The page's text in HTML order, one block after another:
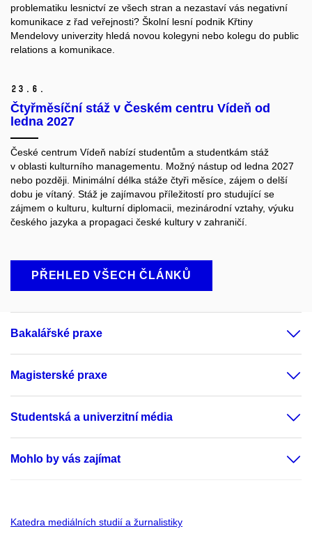
problematiku lesnictví ze všech stran a nezastaví vás negativní
komunikace z řad veřejnosti? Školní lesní podnik Křtiny
Mendelovy univerzity hledá novou kolegyni nebo kolegu do public
relations a komunikace.
23. 6.
Čtyřměsíční stáž v Českém centru Vídeň od
ledna 2027
České centrum Vídeň nabízí studentům a studentkám stáž
v oblasti kulturního managementu. Možný nástup od ledna 2027
nebo později. Minimální délka stáže čtyři měsíce, zájem o delší
dobu je vítaný. Stáž je zajímavou příležitostí pro studující se
zájmem o kulturu, kulturní diplomacii, mezinárodní vztahy, výuku
českého jazyka a propagaci české kultury v zahraničí.
PŘEHLED VŠECH ČLÁNKŮ
Bakalářské praxe
Magisterské praxe
Studentská a univerzitní média
Mohlo by vás zajímat
Katedra mediálních studií a žurnalistiky